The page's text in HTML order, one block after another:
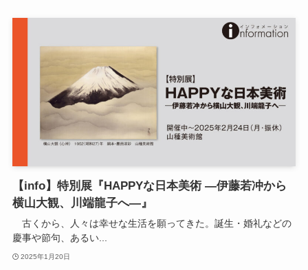
【info】特別展『HAPPYな日本美術 ―伊藤若冲から
横山大観、川端龍子へ―』
古くから、人々は幸せな生活を願ってきた。誕生・婚礼などの
慶事や節句、あるい...
2025年1月20日